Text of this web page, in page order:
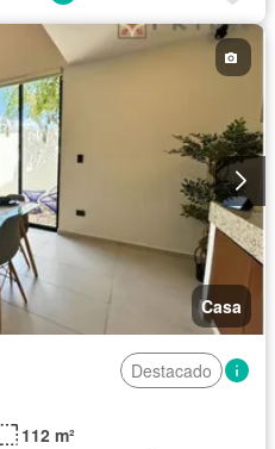
Casa
Destacado
112 m²